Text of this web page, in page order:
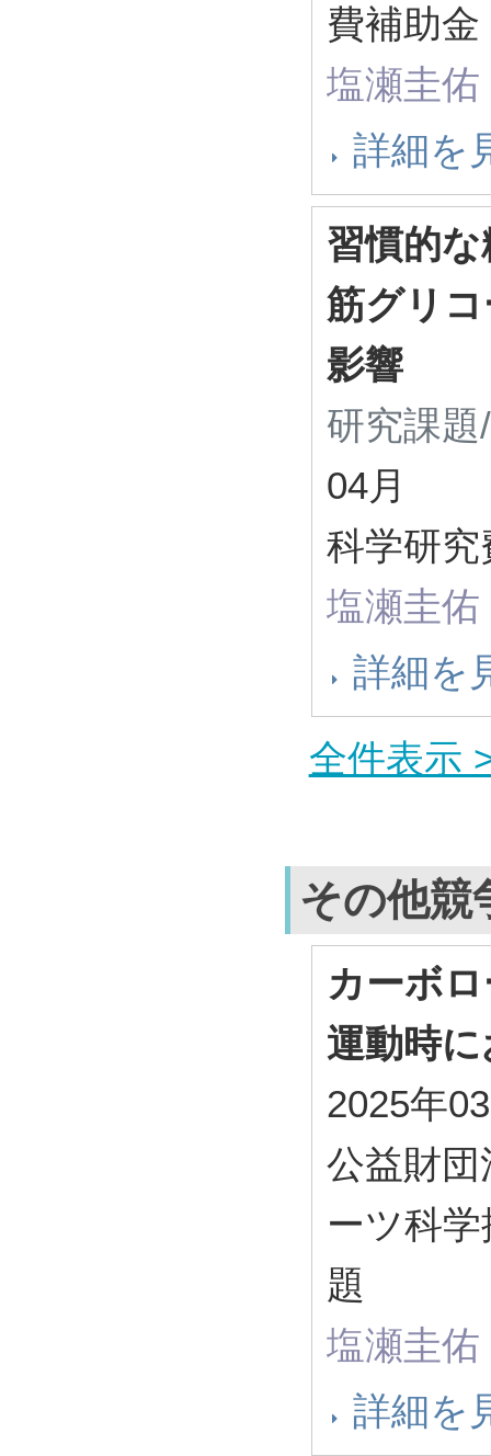
費補助
塩瀬圭佑
詳細を
習慣的
筋グリ
影響
研究課
04月
科学研
塩瀬圭佑
詳細を
全件表示
その他競
カーボ
運動時
2025年
公益財
ーツ科
題
塩瀬圭佑
詳細を